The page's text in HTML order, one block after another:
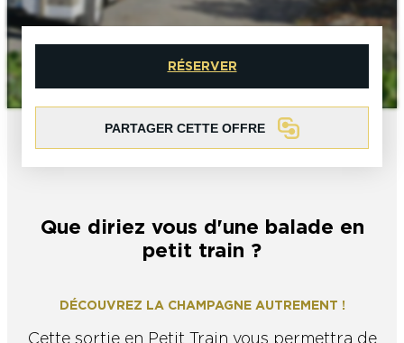
#CHAMPAGNE DAY
L’OFFICE DE TOURISME EPERNAY EN
CHAMPAGNE, LABELLISÉ VIGNOBLES &
DÉCOUVERTES
JE SUIS...
L’OFFICE DE TOURISME EPERNAY EN
TOURISME & HANDICAP
LES 47 COMMUNES DE L’AGGLO
D’EPERNAY
ESCAPADES EN CHAMPAGNE
QUE FAIRE À EPERNAY EN CHAMPAGNE
LE DIMANCHE ?
CHIC IL PLEUT
VOYAGER AVEC SON CHIEN
RÉSERVER
PARTAGER CETTE OFFRE
Que diriez vous d'une balade en
petit train ?
DÉCOUVREZ LA CHAMPAGNE AUTREMENT !
Cette sortie en Petit Train vous permettra de